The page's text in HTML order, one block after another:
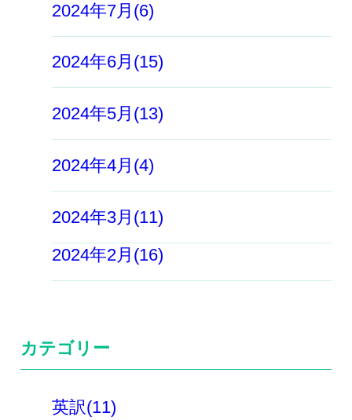
2024年7月(6)
2024年6月(15)
2024年5月(13)
2024年4月(4)
2024年3月(11)
2024年2月(16)
カテゴリー
英訳(11)